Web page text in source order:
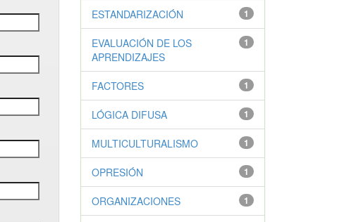
1
ESTANDARIZACIÓN
1
EVALUACIÓN DE LOS
APRENDIZAJES
1
FACTORES
1
LÓGICA DIFUSA
1
MULTICULTURALISMO
1
OPRESIÓN
1
ORGANIZACIONES